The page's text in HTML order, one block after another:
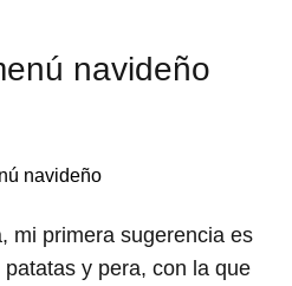
navideño
mi primera sugerencia es
y pera, con la que